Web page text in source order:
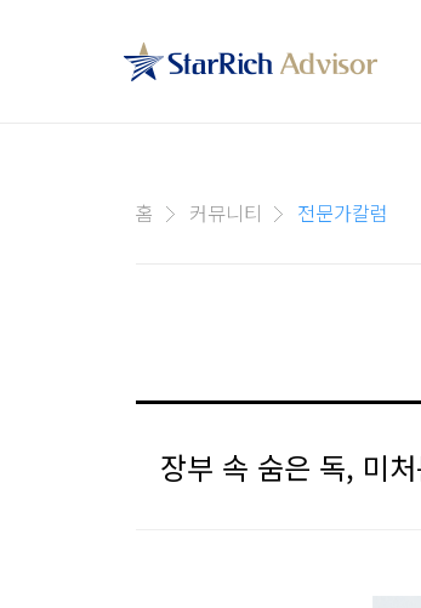
홈 커뮤니티 전문가칼럼
장부 속 숨은 독, 미